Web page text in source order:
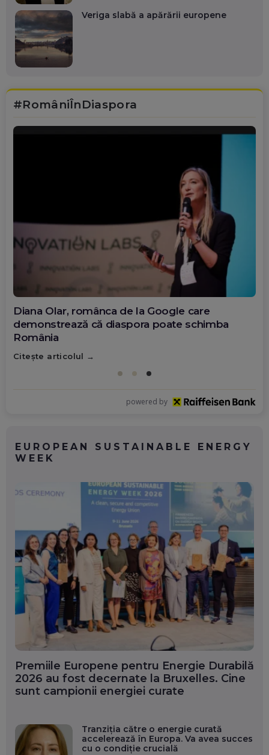
Veriga slabă a apărării europene
#RomâniÎnDiaspora
Diana Olar, românca de la Google care
demonstrează că diaspora poate schimba
România
Citește articolul
powered by
EUROPEAN SUSTAINABLE ENERGY
WEEK
Premiile Europene pentru Energie Durabilă
2026 au fost decernate la Bruxelles. Cine
sunt campionii energiei curate
Tranziția către o energie curată
accelerează în Europa. Va avea succes
cu o condiție crucială